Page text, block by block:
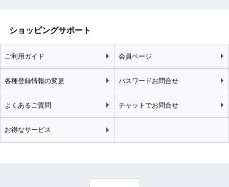
ショッピングサポート
ご利用ガイド 会員ページ
各種登録情報の変更 パスワードお問合せ
よくあるご質問 チャットでお問合せ
お得なサービス